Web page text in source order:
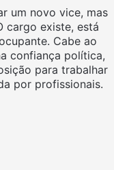
um novo vice, mas
cargo existe, está
Cabe ao
confiança política,
para trabalhar
por profissionais.